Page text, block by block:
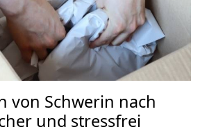
von Schwerin nach
und stressfrei